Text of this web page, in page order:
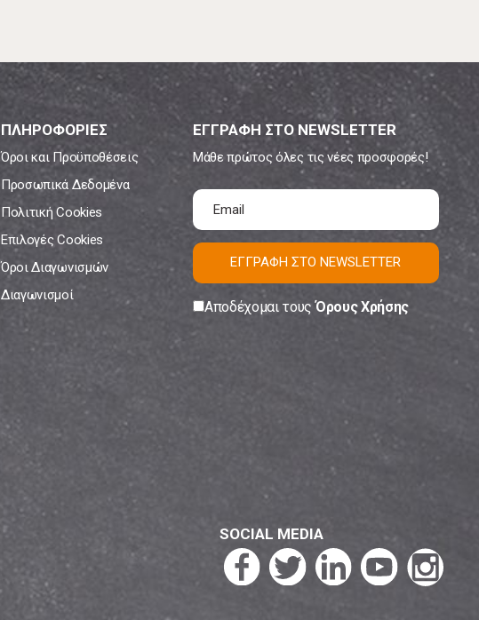
ΠΛΗΡΟΦΟΡΙΕΣ
Όροι και Προϋποθέσεις
Προσωπικά Δεδομένα
Πολιτική Cookies
Επιλογές Cookies
Όροι Διαγωνισμών
Διαγωνισμοί
ΕΓΓΡΑΦΗ ΣΤΟ NEWSLETTER
Μάθε πρώτος όλες τις νέες προσφορές!
ΕΓΓΡΑΦΗ ΣΤΟ NEWSLETTER
Αποδέχομαι τουςΌρους Χρήσης
SOCIAL MEDIA